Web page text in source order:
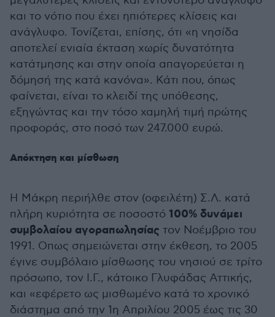
και το νότιο που έχει ηπιότερες κλίσεις και
ανάγλυφο. Τονίζεται, επίσης, ότι «η νησίδα
αποτελεί ενιαία έκταση χωρίς δυνατότητα
κατάτμησης και στην οποία απαγορεύεται η
δόμησή της κατά κανόνα». Κάτι που, όπως
φαίνεται, είναι το κλειδί της υπόθεσης,
εξηγώντας και την τόσο χαμηλή τιμή πρώτης
προφοράς, στο ποσό των 247.000 ευρώ.
Απόκτηση και μίσθωση
Η Μάκρη περιήλθε στον (οφειλέτη) Σ.Λ. κατά
πλήρη κυριότητα σε ποσοστό 100% δυνάμει
συμβολαίου αγοραπωλησίας τον Νοέμβριο του
1991. Οπως σημειώνεται στην έκθεση, το 2005
έγινε συμβόλαιο μίσθωσης του νησιού σε τρίτο
πρόσωπο, τον Ι.Γ., κάτοικο Γλυφάδας Αττικής,
και «εφέρετο ως μισθωμένο κατά το χρονικό
διάστημα από την 1η Απριλίου 2005 έως τις 30